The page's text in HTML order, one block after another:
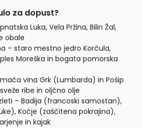
za dopust?
Luka, Vela Pržina, Bilin Žal,
obale
– staro mestno jedro Korčula,
Moreška in bogata pomorska
vina Grk (Lumbarda) in Pošip
ribe in oljčno olje
– Badija (francoski samostan),
Kočje (zaščitena pokrajina),
in kajak